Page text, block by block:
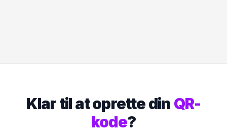
Klar til at oprette din QR-
kode?